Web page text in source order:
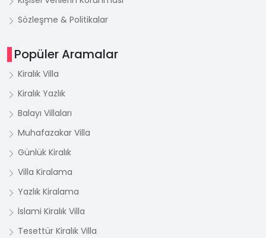
Sözleşme & Politikalar
Popüler Aramalar
Kiralık Villa
Kiralık Yazlık
Balayı Villaları
Muhafazakar Villa
Günlük Kiralık
Villa Kiralama
Yazlık Kiralama
İslami Kiralık Villa
Tesettür Kiralık Villa